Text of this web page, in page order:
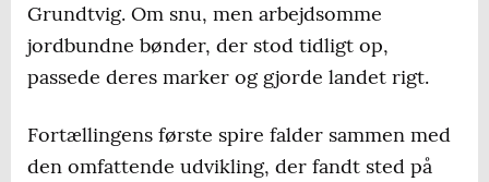
Grundtvig. Om snu, men arbejdsomme
jordbundne bønder, der stod tidligt op,
passede deres marker og gjorde landet rigt.
Fortællingens første spire falder sammen med
den omfattende udvikling, der fandt sted på